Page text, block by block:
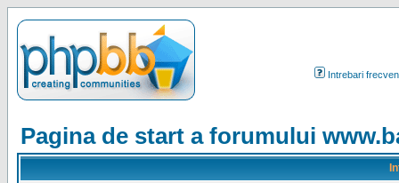
Intrebari
Pagina de start a forumului